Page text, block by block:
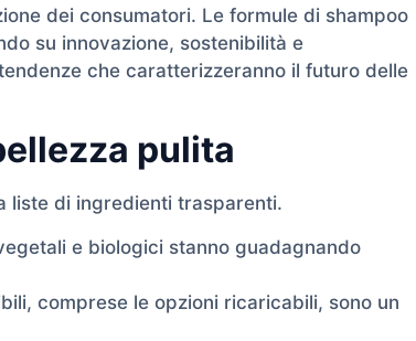
dei consumatori. Le formule di shampoo
su innovazione, sostenibilità e
che caratterizzeranno il futuro delle
pulita
liste di ingredienti trasparenti.
e biologici stanno guadagnando
comprese le opzioni ricaricabili, sono un